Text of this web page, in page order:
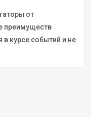
от
преимуществ
курсе событий и не